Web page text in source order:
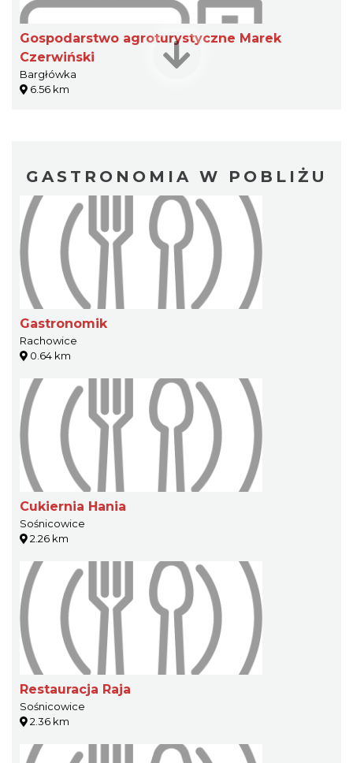
Gospodarstwo agroturystyczne Marek
Czerwiński
Bargłówka
6.56 km
GASTRONOMIA W POBLIŻU
Gastronomik
Rachowice
0.64 km
Cukiernia Hania
Sośnicowice
2.26 km
Restauracja Raja
Sośnicowice
2.36 km